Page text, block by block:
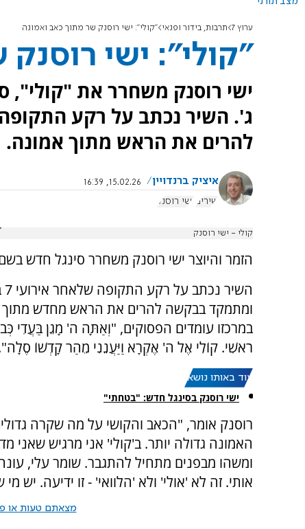
ערוץ 7 תרבות, בידור ופנאי "קולי": ישי רוסנק שר מתוך כאב ואמונה
"קולי": ישי
ישי רוסנק משחרר את "קולי",
להרים את הראש מתוך אמונה.
איציק ברנדויין
15.02.26, 16:39
שירים
ישי רוסנק
קולי - ישי רוסנק
הזמר והיוצר ישי רוסנק משחרר סינגל חדש
ומתמקד בבקשה להרים את הראש מחדש מתוך
במרכזו עומדים הפסוקים, "וְאַתָּה ה' מָגֵן בַּעֲדִי
רֹאשִׁי. קוֹלִי אֶל ה' אֶקְרָא וַיַּעֲנֵנִי מֵהַר קָדְשׁוֹ
עוד באותו נושא:
ישי רוסנק בסינגל חדש: "בטחתי"
רוסנק אומר, "הכאב והקושי על מה שקרה
האמונה גדולה יותר. ב'קולי' אני מרגיש שאני
ומשהו מבפנים מתחיל להתגבר. שומר עלי,
אותי. זה לא 'אולי' ולא 'הלוואי' - זו ידיעה. יש
מצאתם טעות או